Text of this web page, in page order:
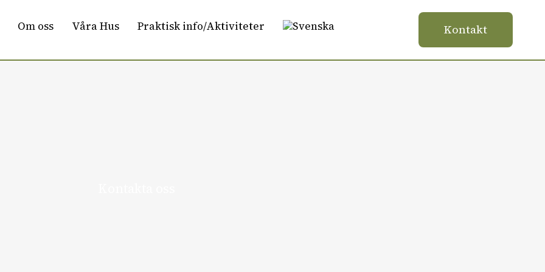
Om oss Våra Hus Praktisk info/Aktiviteter Kontakt